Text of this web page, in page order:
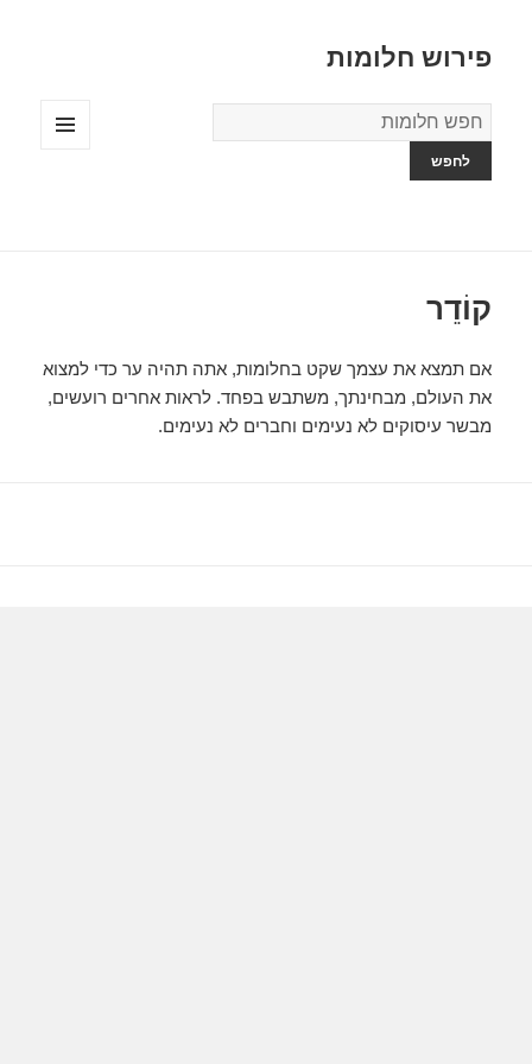
פירוש חלומות
מילון
החלומות
קוֹדֵר
אם תמצא את עצמך שקט בחלומות, אתה תהיה ער כדי למצוא
את העולם, מבחינתך, משתבש בפחד. לראות אחרים רועשים,
מבשר עיסוקים לא נעימים וחברים לא נעימים.